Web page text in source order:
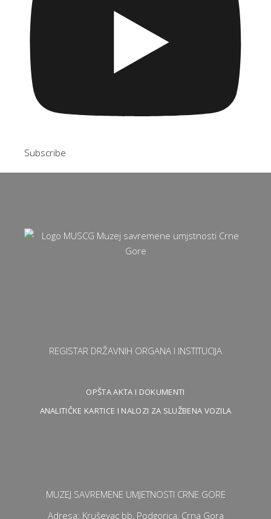
Subscribe
REGISTAR DRŽAVNIH ORGANA I INSTITUCIJA
OPŠTA AKTA I DOKUMENTI
ANALITIČKE KARTICE I NALOZI ZA SLUŽBENA VOZILA
MUZEJ SAVREMENE UMJETNOSTI CRNE GORE
Adresa: Kruševac bb, Podgorica, Crna Gora